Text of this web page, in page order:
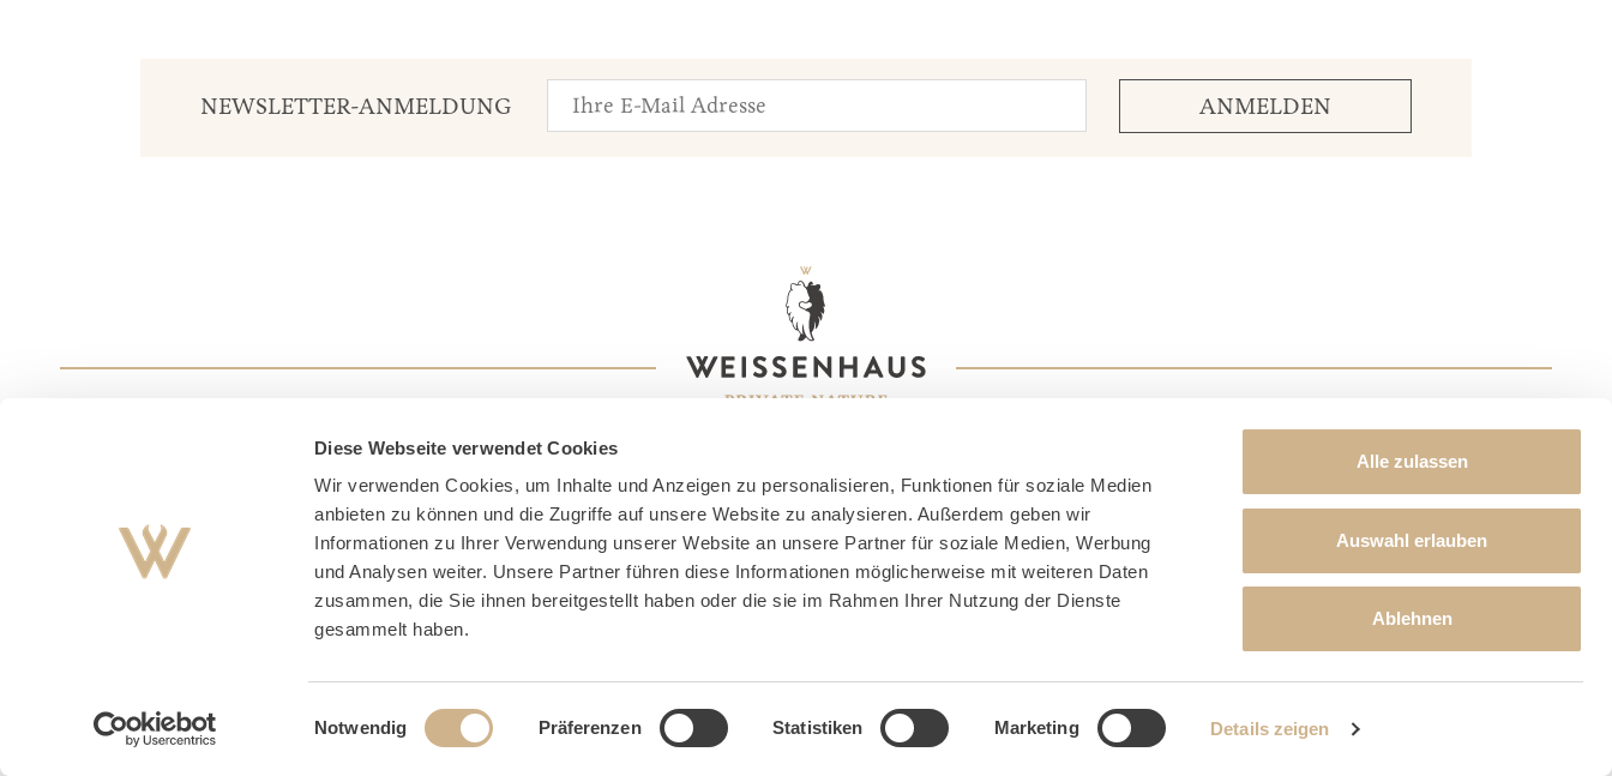
Diese Webseite verwendet Cookies
Wir verwenden Cookies, um Inhalte und Anzeigen zu personalisieren, Funktionen für soziale Medien
anbieten zu können und die Zugriffe auf unsere Website zu analysieren. Außerdem geben wir
Informationen zu Ihrer Verwendung unserer Website an unsere Partner für soziale Medien, Werbung
und Analysen weiter. Unsere Partner führen diese Informationen möglicherweise mit weiteren Daten
zusammen, die Sie ihnen bereitgestellt haben oder die sie im Rahmen Ihrer Nutzung der Dienste
gesammelt haben.
Einwilligungsauswahl
Notwendig Präferenzen Statistiken Marketing Details zeigen
Alle zulassen
Auswahl erlauben
Ablehnen
NEWSLETTER-ANMELDUNG
Copyright © 2026 Weissenhaus Private Nature Luxury Resort. All rights reserved.